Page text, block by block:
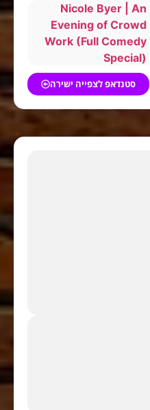
Nicole Byer | An
Evening of Crowd
Work (Full Comedy
Special)
סטנדאפ לצפייה ישירה